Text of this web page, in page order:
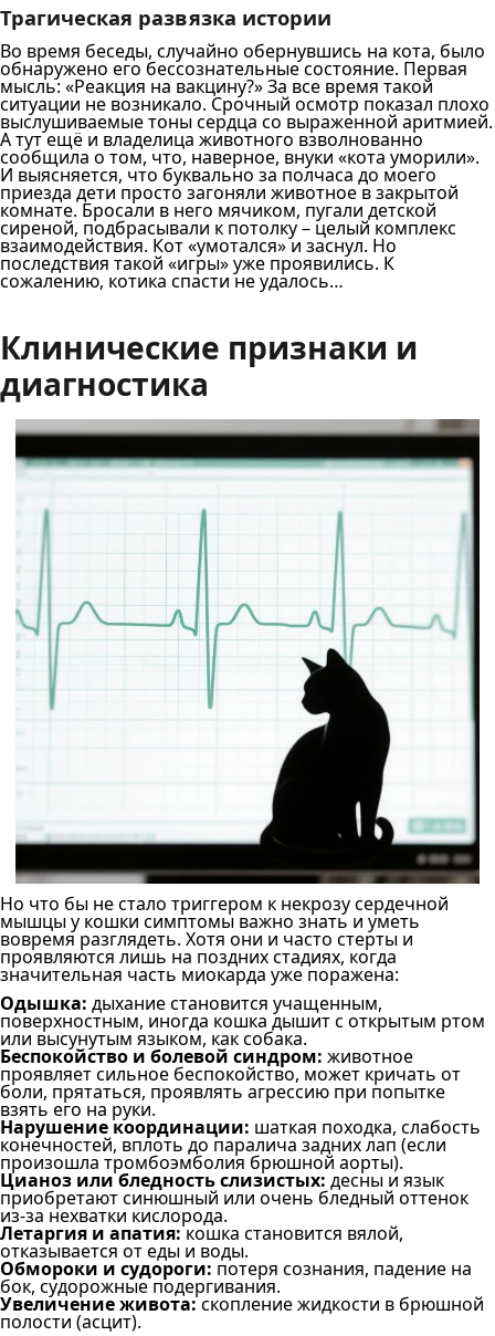
Трагическая развязка истории
Во время беседы, случайно обернувшись на кота, было
обнаружено его бессознательные состояние. Первая
мысль: «Реакция на вакцину?» За все время такой
ситуации не возникало. Срочный осмотр показал плохо
выслушиваемые тоны сердца со выраженной аритмией.
А тут ещё и владелица животного взволнованно
сообщила о том, что, наверное, внуки «кота уморили».
И выясняется, что буквально за полчаса до моего
приезда дети просто загоняли животное в закрытой
комнате. Бросали в него мячиком, пугали детской
сиреной, подбрасывали к потолку – целый комплекс
взаимодействия. Кот «умотался» и заснул. Но
последствия такой «игры» уже проявились. К
сожалению, котика спасти не удалось…
Клинические признаки и
диагностика
Но что бы не стало триггером к некрозу сердечной
мышцы у кошки симптомы важно знать и уметь
вовремя разглядеть. Хотя они и часто стерты и
проявляются лишь на поздних стадиях, когда
значительная часть миокарда уже поражена:
Одышка: дыхание становится учащенным,
поверхностным, иногда кошка дышит с открытым ртом
или высунутым языком, как собака.
Беспокойство и болевой синдром: животное
проявляет сильное беспокойство, может кричать от
боли, прятаться, проявлять агрессию при попытке
взять его на руки.
Нарушение координации: шаткая походка, слабость
конечностей, вплоть до паралича задних лап (если
произошла тромбоэмболия брюшной аорты).
Цианоз или бледность слизистых: десны и язык
приобретают синюшный или очень бледный оттенок
из-за нехватки кислорода.
Летаргия и апатия:кошка становится вялой,
отказывается от еды и воды.
Обмороки и судороги: потеря сознания, падение на
бок, судорожные подергивания.
Увеличение живота:скопление жидкости в брюшной
полости (асцит).